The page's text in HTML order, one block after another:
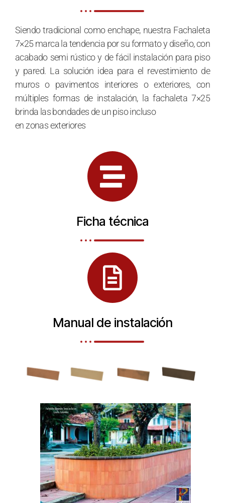
Siendo tradicional como enchape, nuestra Fachaleta
7×25 marca la tendencia por su formato y diseño, con
acabado semi rústico y de fácil instalación para piso
y pared. La solución idea para el revestimiento de
muros o pavimentos interiores o exteriores, con
múltiples formas de instalación, la fachaleta 7×25
brinda las bondades de un piso incluso
en zonas exteriores
Ficha técnica
Manual de instalación